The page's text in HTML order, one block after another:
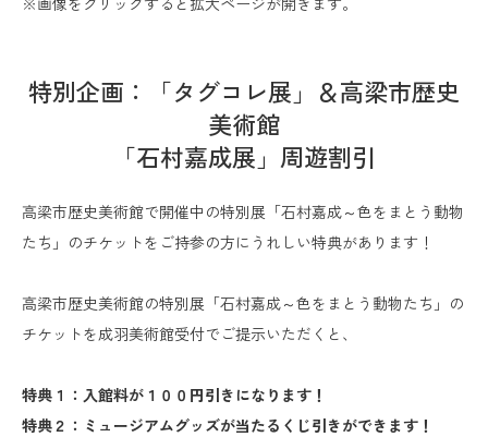
特別企画：「タグコレ展」＆高梁市歴史
美術館
「石村嘉成展」周遊割引
高梁市歴史美術館で開催中の特別展「石村嘉成～色をまとう動物
たち」のチケットをご持参の方にうれしい特典があります！
高梁市歴史美術館の特別展「石村嘉成～色をまとう動物たち」の
チケットを成羽美術館受付でご提示いただくと、
特典１：入館料が１００円引きになります！
特典２：ミュージアムグッズが当たるくじ引きができます！